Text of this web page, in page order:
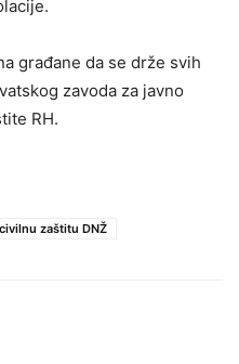
građane da se drže svih
zavoda za javno
RH.
zaštitu DNŽ